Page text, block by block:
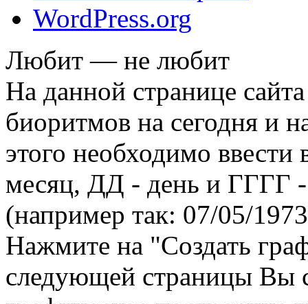
WordPress.org
Любит — не любит
На данной странице
биоритмов на сегодня и
этого необходимо
месяц, ДД - день и ГГГГ -
(например так: 07/05/
Нажмите на "Создать
следующей страницы Вы